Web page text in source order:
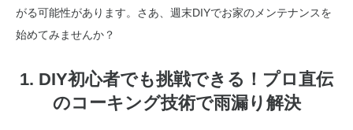
がる可能性があります。さあ、週末DIYでお家のメンテナンスを
始めてみませんか？
1. DIY初心者でも挑戦できる！プロ直伝
のコーキング技術で雨漏り解決